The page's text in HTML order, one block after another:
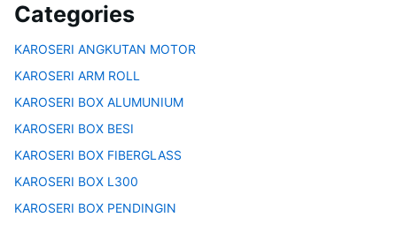
Categories
KAROSERI ANGKUTAN MOTOR
KAROSERI ARM ROLL
KAROSERI BOX ALUMUNIUM
KAROSERI BOX BESI
KAROSERI BOX FIBERGLASS
KAROSERI BOX L300
KAROSERI BOX PENDINGIN